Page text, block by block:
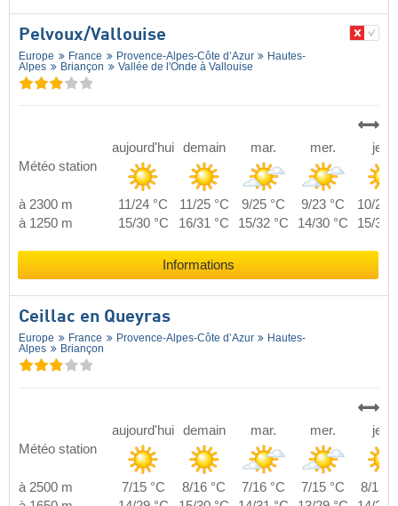
Pelvoux/​Vallouise
Europe France Provence-Alpes-Côte d’Azur
Hautes-
Alpes
Briançon Vallée de l'Onde à Vallouise
Météo station
aujourd'hui demain mar. mer. jeu.
à 2300 m 11/24 °C 11/25 °C 9/25 °C 9/23 °C
10/24
à 1250 m
15/30 °C 16/31 °C 15/32 °C 14/30 °C 15/30
Informations
Ceillac en Queyras
Europe France Provence-Alpes-Côte d’Azur
Hautes-
Alpes
Briançon
Météo station
aujourd'hui demain mar. mer. jeu.
à 2500 m 7/15 °C 8/16 °C 7/16 °C 7/15 °C
8/15